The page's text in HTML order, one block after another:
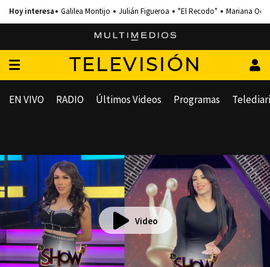
Galilea Montijo Julián Figueroa "El Recodo" Mariana
TELEVISIÓN
EN VIVO RADIO Últimos Videos Programas
Video